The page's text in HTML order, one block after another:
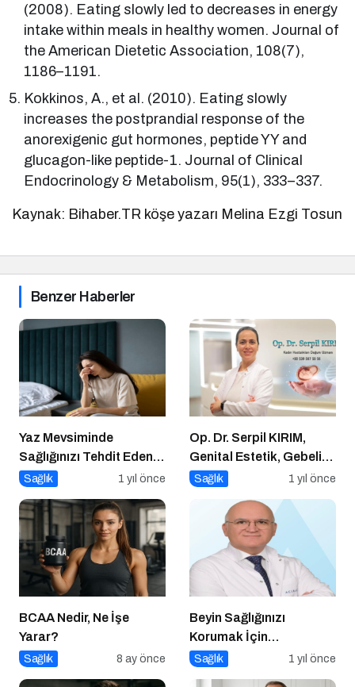
(2008). Eating slowly led to decreases in energy
intake within meals in healthy women. Journal of
the American Dietetic Association, 108(7),
1186–1191.
Kokkinos, A., et al. (2010). Eating slowly
increases the postprandial response of the
anorexigenic gut hormones, peptide YY and
glucagon-like peptide-1. Journal of Clinical
Endocrinology & Metabolism, 95(1), 333–337.
Kaynak: Bihaber.TR köşe yazarı Melina Ezgi Tosun
Benzer Haberler
Yaz Mevsiminde
Sağlığınızı Tehdit Eden
Hastalıklara Dikkat!
Sağlık 1 yıl önce
Op. Dr. Serpil KIRIM,
Genital Estetik, Gebelik
ve Doğum Nedir?
Sağlık 1 yıl önce
BCAA Nedir, Ne İşe
Yarar?
Sağlık 8 ay önce
Beyin Sağlığınızı
Korumak İçin
Uygulayabileceğiniz 7
Sağlık 1 yıl önce